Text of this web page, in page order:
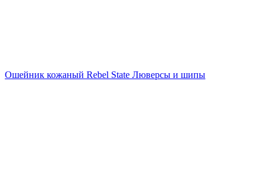
Ошейник кожаный Rebel State Люверсы и шипы